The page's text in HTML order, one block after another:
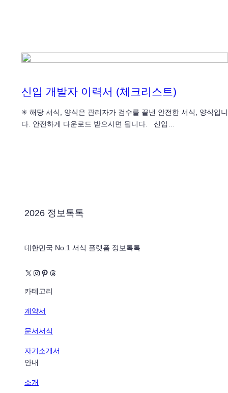
신입 개발자 이력서 (체크리스트)
✳ 해당 서식, 양식은 관리자가 검수를 끝낸 안전한 서식, 양식입니
다. 안전하게 다운로드 받으시면 됩니다. 신입…
2026 정보톡톡
대한민국 No.1 서식 플랫폼 정보톡톡
X Instagram Pinterest Threads
카테고리
계약서
문서서식
자기소개서
안내
소개